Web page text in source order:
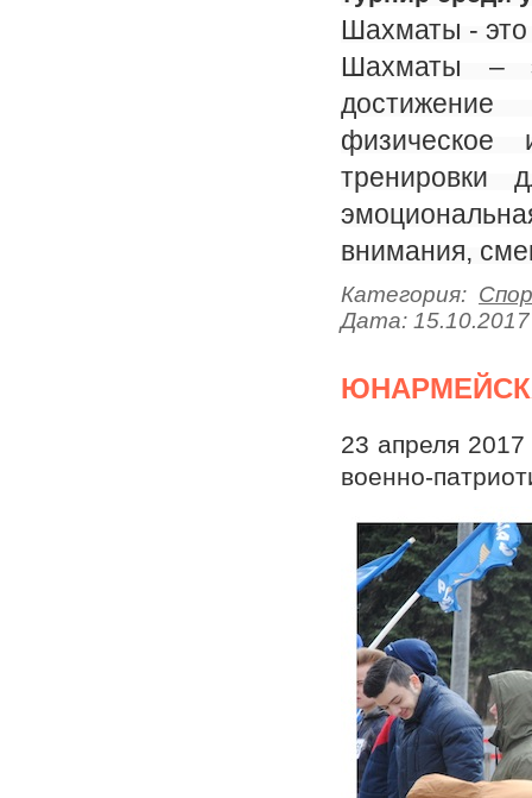
Шахматы - это
Шахматы –
физическое
тренировки
внимания,
Категория:
Дата: 15.10.2017
23 апреля
военно-